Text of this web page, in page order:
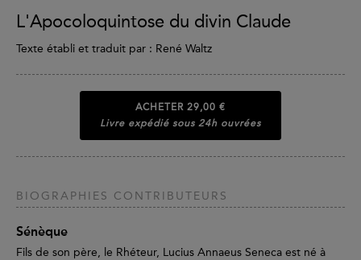
L'Apocoloquintose du divin Claude
Texte établi et traduit par : René Waltz
ACHETER 29,00 €
Livre expédié sous 24h ouvrées
BIOGRAPHIES CONTRIBUTEURS
Sénèque
Fils de son père, le Rhéteur, Lucius Annaeus Seneca est né à